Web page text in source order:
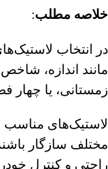
خلاصه مطلب:
مانند اندازه،
زمستانی، یا چهار
لاستیک‌های مناسب
مختلف سازگار
راحتی و کنترل